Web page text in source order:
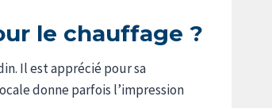
le chauffage ?
Il est apprécié pour sa
donne parfois l’impression